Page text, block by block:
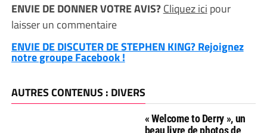
ENVIE DE DONNER VOTRE AVIS?Cliquez ici pour
laisser un commentaire
ENVIE DE DISCUTER DE STEPHEN KING? Rejoignez
notre groupe Facebook !
AUTRES CONTENUS : DIVERS
« Welcome to Derry », un
beau livre de photos de